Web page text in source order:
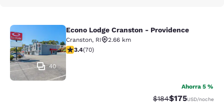
Econo Lodge Cranston - Providence
40
Econo Lodge Cranston - Providence
Cranston, RI
2.66 km
calificación de 3.39 estrellas. Bueno. 70 reseñas
3.4(70)
Ahorra 5 %
Precio tachado:
$184Precio con
$175USD/noche